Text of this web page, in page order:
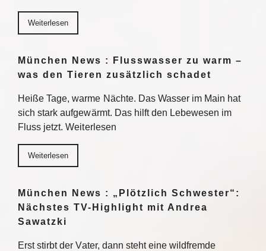
Weiterlesen
München News : Flusswasser zu warm –
was den Tieren zusätzlich schadet
Heiße Tage, warme Nächte. Das Wasser im Main hat
sich stark aufgewärmt. Das hilft den Lebewesen im
Fluss jetzt. Weiterlesen
Weiterlesen
München News : „Plötzlich Schwester“:
Nächstes TV-Highlight mit Andrea
Sawatzki
Erst stirbt der Vater, dann steht eine wildfremde